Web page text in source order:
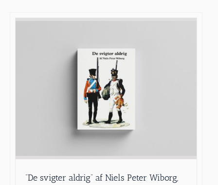
”De svigter aldrig” af Niels Peter Wiborg,